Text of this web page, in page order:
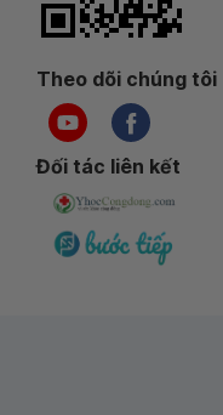
Theo dõi chúng tôi
Đối tác liên kết